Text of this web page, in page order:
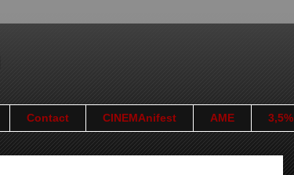
Contact CINEMAnifest AME 3,5%